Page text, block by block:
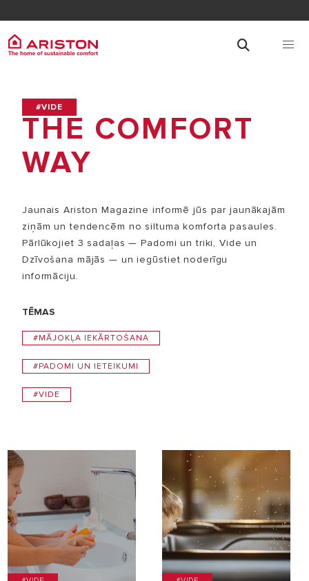
#VIDE
THE COMFORT
WAY
Jaunais Ariston Magazine informē jūs par jaunākajām
ziņām un tendencēm no siltuma komforta pasaules.
Pārlūkojiet 3 sadaļas — Padomi un triki, Vide un
Dzīvošana mājās — un iegūstiet noderīgu
informāciju.
TĒMAS
#MĀJOKĻA IEKĀRTOŠANA
#PADOMI UN IETEIKUMI
#VIDE